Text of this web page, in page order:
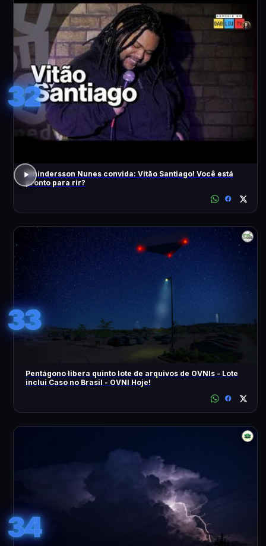
32
Whindersson Nunes convida: Vitão Santiago! Você está
pronto para rir?
33
Pentágono libera quinto lote de arquivos de OVNIs - Lote
inclui Caso no Brasil - OVNI Hoje!
34